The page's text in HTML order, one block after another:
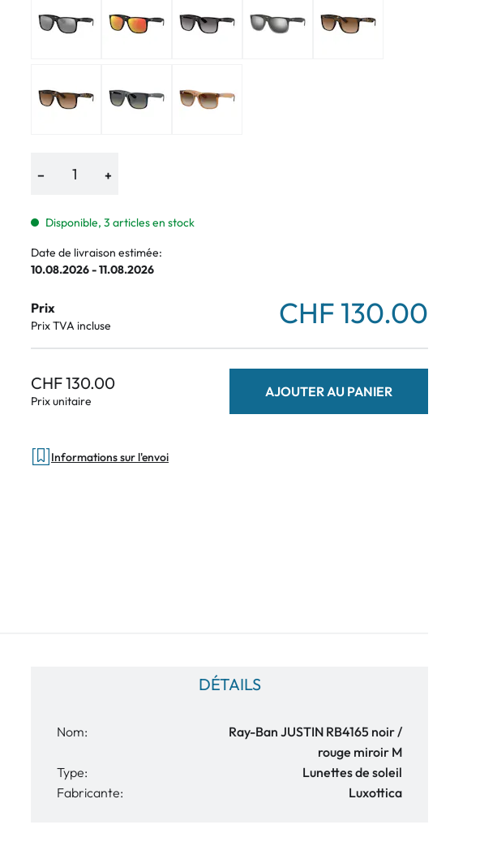
− +
Disponible, 3 articles en stock
Date de livraison estimée:
10.08.2026 - 11.08.2026
Prix
Prix TVA incluse CHF 130.00
CHF 130.00
Prix unitaire
AJOUTER AU PANIER
Informations sur l'envoi
DÉTAILS
Nom:
Ray-Ban JUSTIN RB4165 noir /
rouge miroir M
Type:
Lunettes de soleil
Fabricante:
Luxottica